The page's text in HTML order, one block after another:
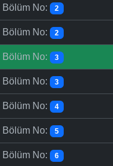
Bölüm No: 2
Bölüm No: 2
Bölüm No: 3
Bölüm No: 3
Bölüm No: 4
Bölüm No: 5
Bölüm No: 6